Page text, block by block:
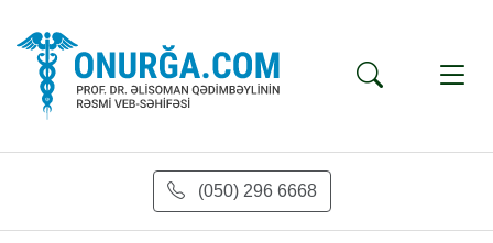
(050) 296 6668